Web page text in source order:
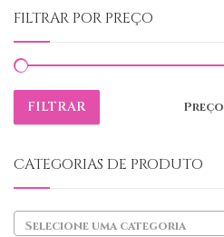
FILTRAR POR PREÇO
Preço
Preço
FILTRAR
CATEGORIAS DE PRODUTO
Selecione uma categoria